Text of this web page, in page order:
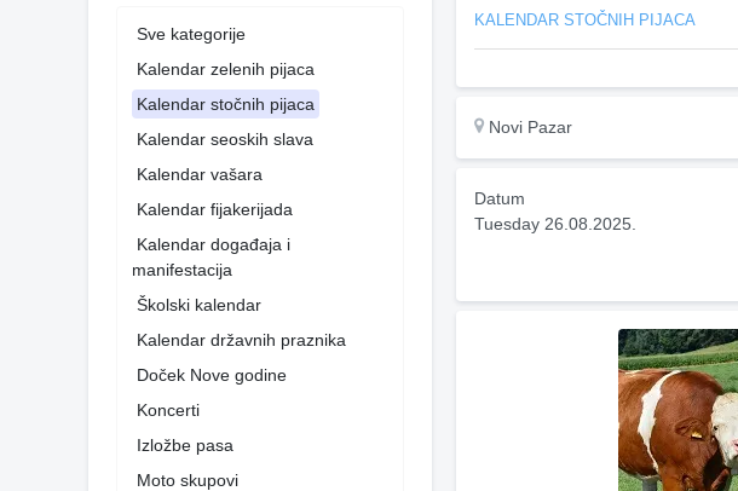
Sve kategorije
Kalendar zelenih pijaca
Kalendar stočnih pijaca
Kalendar seoskih slava
Kalendar vašara
Kalendar fijakerijada
Kalendar događaja i
manifestacija
Školski kalendar
Kalendar državnih praznika
Doček Nove godine
Koncerti
Izložbe pasa
Moto skupovi
KALENDAR STOČNIH PIJACA
Novi Pazar
Datum
Tuesday 26.08.2025.